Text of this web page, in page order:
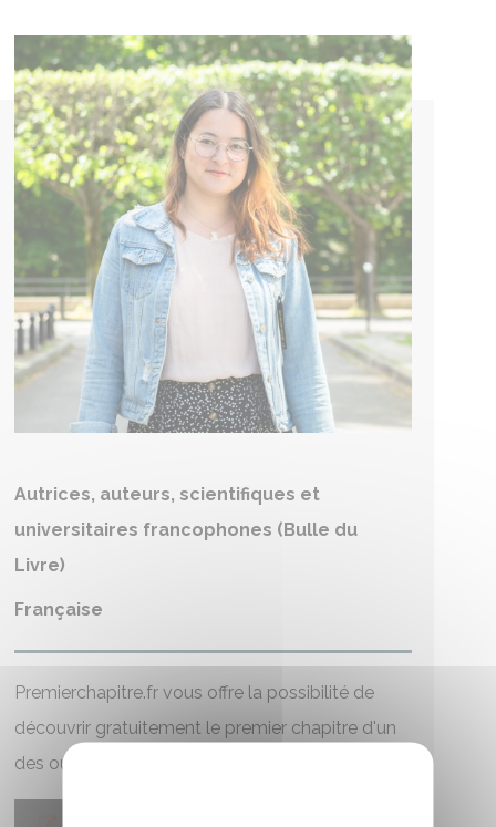
Autrices, auteurs, scientifiques et
universitaires francophones (Bulle du
Livre)
Française
Premierchapitre.fr vous offre la possibilité de
découvrir gratuitement le premier chapitre d'un
des ouvrages de l'auteur